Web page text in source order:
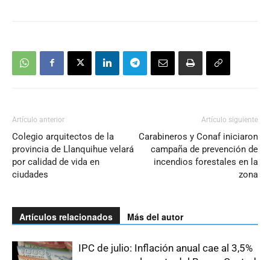
Artículo anterior
Colegio arquitectos de la
provincia de Llanquihue velará
por calidad de vida en
ciudades
Artículo siguiente
Carabineros y Conaf iniciaron
campaña de prevención de
incendios forestales en la
zona
Artículos relacionados Más del autor
IPC de julio: Inflación anual cae al 3,5%